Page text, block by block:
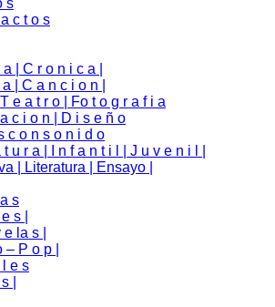
s
c t o s
| C r o n i c a |
| C a n c i o n |
e a t r o | Fo t o g r a f i a
a c i o n | D i s e ñ o
c o n s o n i d o
t u r a | I n f a n t i l | J u v e n i l |
| Literatura | Ensayo |
s
s |
la s |
– P o p |
l e s
|